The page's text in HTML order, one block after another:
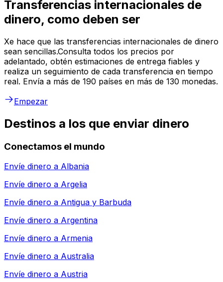
Transferencias internacionales de
dinero, como deben ser
Xe hace que las transferencias internacionales de dinero
sean sencillas.Consulta todos los precios por
adelantado, obtén estimaciones de entrega fiables y
realiza un seguimiento de cada transferencia en tiempo
real. Envía a más de 190 países en más de 130 monedas.
Empezar
Destinos a los que enviar dinero
Conectamos el mundo
Envíe dinero a Albania
Envíe dinero a Argelia
Envíe dinero a Antigua y Barbuda
Envíe dinero a Argentina
Envíe dinero a Armenia
Envíe dinero a Australia
Envíe dinero a Austria